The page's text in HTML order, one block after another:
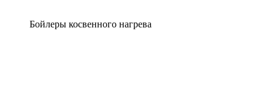
Бойлеры косвенного нагрева